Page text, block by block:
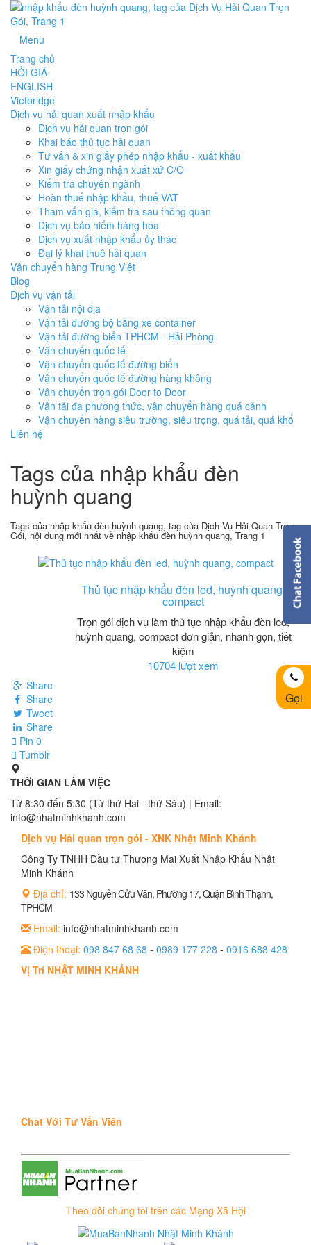
Menu
Trang chủ
HỎI GIÁ
ENGLISH
Vietbridge
Dịch vụ hải quan xuất nhập khẩu
Dịch vụ hải quan trọn gói
Khai báo thủ tục hải quan
Tư vấn & xin giấy phép nhập khẩu - xuất khẩu
Xin giấy chứng nhận xuất xứ C/O
Kiểm tra chuyên ngành
Hoàn thuế nhập khẩu, thuế VAT
Tham vấn giá, kiểm tra sau thông quan
Dịch vụ bảo hiểm hàng hóa
Dịch vụ xuất nhập khẩu ủy thác
Đại lý khai thuê hải quan
Vận chuyển hàng Trung Việt
Blog
Dịch vụ vận tải
Vận tải nội địa
Vận tải đường bộ bằng xe container
Vận tải đường biển TPHCM - Hải Phòng
Vận chuyển quốc tế
Vận chuyển quốc tế đường biển
Vận chuyển quốc tế đường hàng không
Vận chuyển trọn gói Door to Door
Vận tải đa phương thức, vận chuyển hàng quá cảnh
Vận chuyển hàng siêu trường, siêu trọng, quá tải, quá khổ
Liên hệ
Tags của nhập khẩu đèn
huỳnh quang
Tags của nhập khẩu đèn huỳnh quang, tag của Dịch Vụ Hải Quan Trọn
Gói, nội dung mới nhất về nhập khẩu đèn huỳnh quang, Trang 1
Thủ tục nhập khẩu đèn led, huỳnh quang,
compact
Trọn gói dịch vụ làm thủ tục nhập khẩu đèn led,
huỳnh quang, compact đơn giản, nhanh gọn, tiết
kiệm
10704 lượt xem
Share
Share
Tweet
Share
Pin 0
Tumblr
THỜI GIAN LÀM VIỆC
Từ 8:30 đến 5:30 (Từ thứ Hai - thứ Sáu) | Email:
info@nhatminhkhanh.com
Dịch vụ Hải quan trọn gói - XNK Nhật Minh Khánh
Công Ty TNHH Đầu tư Thương Mại Xuất Nhập Khẩu Nhật
Minh Khánh
Địa chỉ: 133 Nguyễn Cửu Vân, Phường 17, Quận Bình Thạnh,
TPHCM
Email: info@nhatminhkhanh.com
Điện thoại: 098 847 68 68 - 0989 177 228 - 0916 688 428
Vị Trí NHẬT MINH KHÁNH
Chat Với Tư Vấn Viên
Theo dõi chúng tôi trên các Mạng Xã Hội
Gọi